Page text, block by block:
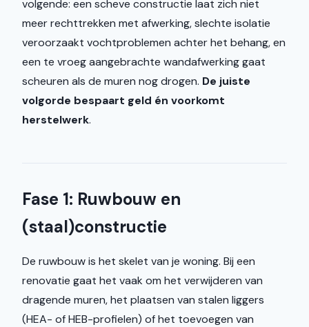
volgende: een scheve constructie laat zich niet
meer rechttrekken met afwerking, slechte isolatie
veroorzaakt vochtproblemen achter het behang, en
een te vroeg aangebrachte wandafwerking gaat
scheuren als de muren nog drogen. De juiste
volgorde bespaart geld én voorkomt
herstelwerk.
Fase 1: Ruwbouw en
(staal)constructie
De ruwbouw is het skelet van je woning. Bij een
renovatie gaat het vaak om het verwijderen van
dragende muren, het plaatsen van stalen liggers
(HEA- of HEB-profielen) of het toevoegen van